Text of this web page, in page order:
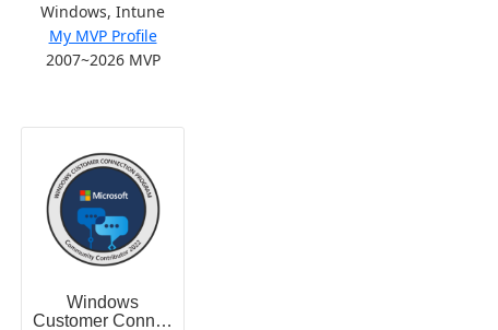
Windows, Intune
My MVP Profile
2007~2026 MVP